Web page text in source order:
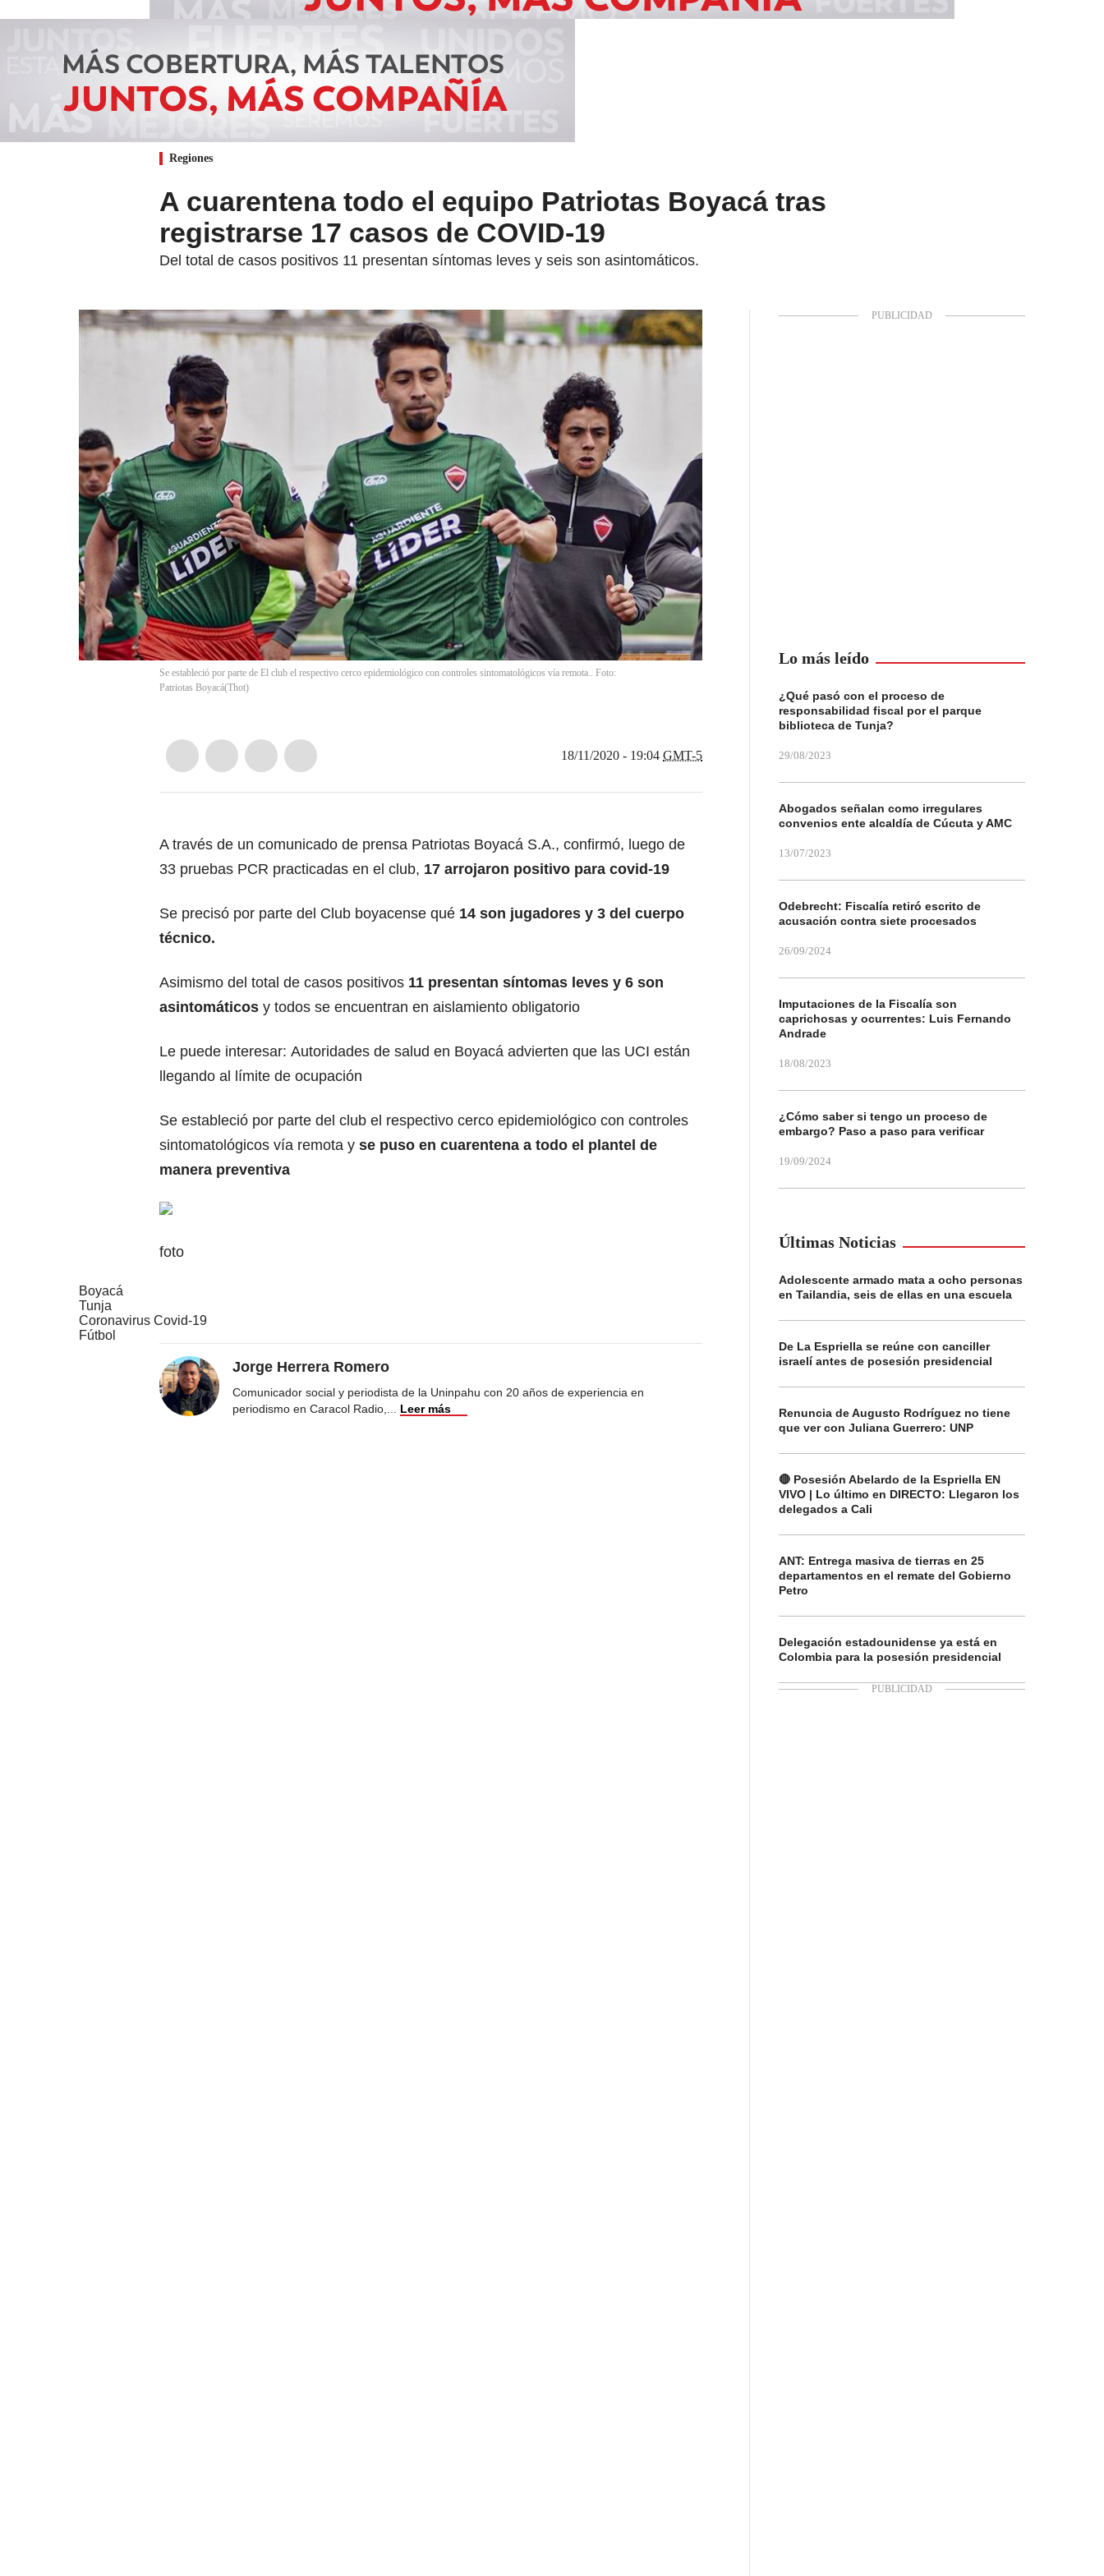
Regiones
A cuarentena todo el equipo Patriotas Boyacá tras
registrarse 17 casos de COVID-19
Del total de casos positivos 11 presentan síntomas leves y seis son asintomáticos.
Se estableció por parte de El club el respectivo cerco epidemiológico con controles sintomatológicos vía remota.. Foto:
Patriotas Boyacá(Thot)
18/11/2020 - 19:04 GMT-5
A través de un comunicado de prensa Patriotas Boyacá S.A., confirmó, luego de
33 pruebas PCR practicadas en el club, 17 arrojaron positivo para covid-19
Se precisó por parte del Club boyacense qué 14 son jugadores y 3 del cuerpo
técnico.
Asimismo del total de casos positivos 11 presentan síntomas leves y 6 son
asintomáticos y todos se encuentran en aislamiento obligatorio
Le puede interesar: Autoridades de salud en Boyacá advierten que las UCI están
llegando al límite de ocupación
Se estableció por parte del club el respectivo cerco epidemiológico con controles
sintomatológicos vía remota y se puso en cuarentena a todo el plantel de
manera preventiva
foto
Boyacá
Tunja
Coronavirus Covid-19
Fútbol
Jorge Herrera Romero
Comunicador social y periodista de la Uninpahu con 20 años de experiencia en
periodismo en Caracol Radio,
Leer más
Lo más leído
¿Qué pasó con el proceso de
responsabilidad fiscal por el parque
biblioteca de Tunja?
29/08/2023
Abogados señalan como irregulares
convenios ente alcaldía de Cúcuta y AMC
13/07/2023
Odebrecht: Fiscalía retiró escrito de
acusación contra siete procesados
26/09/2024
Imputaciones de la Fiscalía son
caprichosas y ocurrentes: Luis Fernando
Andrade
18/08/2023
¿Cómo saber si tengo un proceso de
embargo? Paso a paso para verificar
19/09/2024
Últimas Noticias
Adolescente armado mata a ocho personas
en Tailandia, seis de ellas en una escuela
De La Espriella se reúne con canciller
israelí antes de posesión presidencial
Renuncia de Augusto Rodríguez no tiene
que ver con Juliana Guerrero: UNP
🔴 Posesión Abelardo de la Espriella EN
VIVO | Lo último en DIRECTO: Llegaron los
delegados a Cali
ANT: Entrega masiva de tierras en 25
departamentos en el remate del Gobierno
Petro
Delegación estadounidense ya está en
Colombia para la posesión presidencial